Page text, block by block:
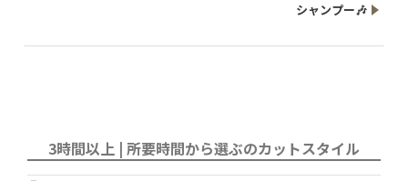
シャンプー🎶
3時間以上 | 所要時間から選ぶのカットスタイル